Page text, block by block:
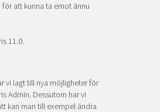
att kunna ta emot ännu
11.0.
vi lagt till nya möjligheter för
Admin. Dessutom har vi
kan man till exempel ändra